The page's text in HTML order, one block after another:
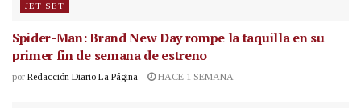
JET SET
Spider-Man: Brand New Day rompe la taquilla en su
primer fin de semana de estreno
por Redacción Diario La Página HACE 1 SEMANA